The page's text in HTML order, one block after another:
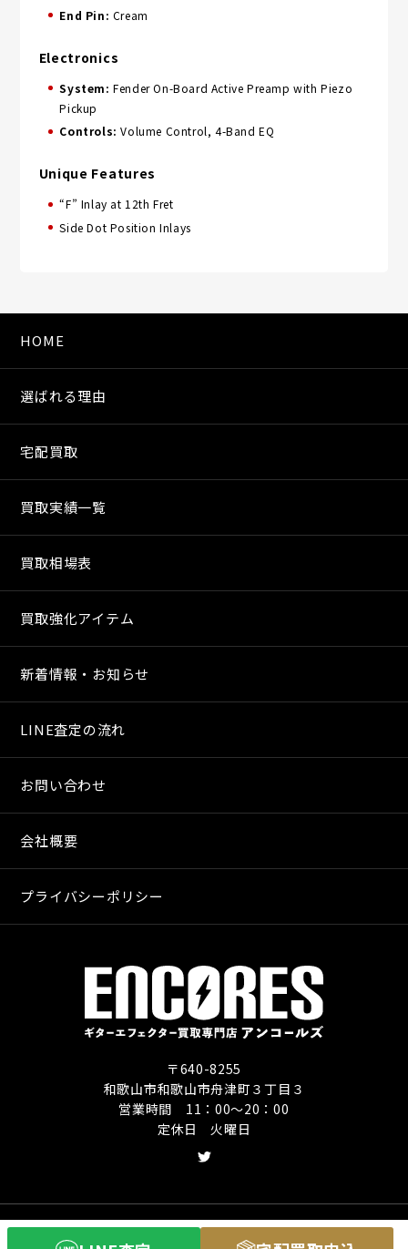
End Pin: Cream
Electronics
System: Fender On-Board Active Preamp with Piezo
Pickup
Controls: Volume Control, 4-Band EQ
Unique Features
“F” Inlay at 12th Fret
Side Dot Position Inlays
HOME
選ばれる理由
宅配買取
買取実績一覧
買取相場表
買取強化アイテム
新着情報・お知らせ
LINE査定の流れ
お問い合わせ
会社概要
プライバシーポリシー
〒640-8255
和歌山市和歌山市舟津町３丁目３
営業時間 11：00〜20：00
定休日 火曜日
Copyright (C) ギターエフェクター買取専門店